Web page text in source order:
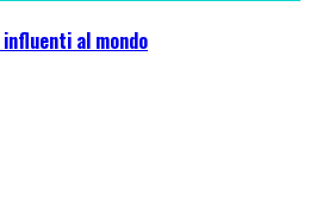
al mondo